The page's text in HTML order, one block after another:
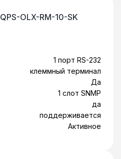
QPS-OLX-RM-10-SK
1 порт RS-232
клеммный терминал
Да
1 слот SNMP
да
поддерживается
Активное